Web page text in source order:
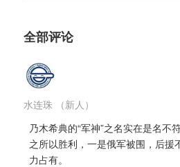
全部评论
水连珠
（新人）
乃木希典的“军神”之名实在是名不符
之所以胜利，一是俄军被围，后援
力占有。